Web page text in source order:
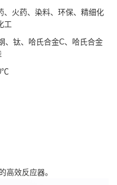
、火药、染料、环保、精细化
工
、钛、哈氏合金C、哈氏合金
高效反应器。